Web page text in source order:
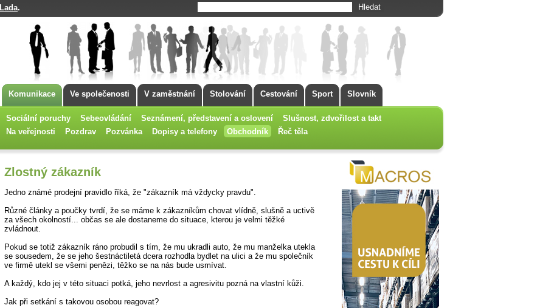
Lada.
Komunikace Ve společenosti V zaměstnání Stolování Cestování Sport Slovník
Sociální poruchy Sebeovládání Seznámení, představení a oslovení
Slušnost, zdvořilost a takt
Na veřejnosti
Pozdrav Pozvánka Dopisy a telefony Obchodník
Řeč těla
Zlostný zákazník
Jedno známé prodejní pravidlo říká, že "zákazník má vždycky pravdu".
Různé články a poučky tvrdí, že se máme k zákazníkům chovat vlídně, slušně a uctivě
za všech okolností... občas se ale dostaneme do situace, kterou je velmi těžké
zvládnout.
Pokud se totiž zákazník ráno probudil s tím, že mu ukradli auto, že mu manželka utekla
se sousedem, že se jeho šestnáctiletá dcera rozhodla bydlet na ulici a že mu společník
ve firmě utekl se všemi penězi, těžko se na nás bude usmívat.
A každý, kdo jej v této situaci potká, jeho nevrlost a agresivitu pozná na vlastní kůži.
Jak při setkání s takovou osobou reagovat?